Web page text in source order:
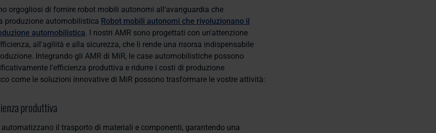
orgogliosi di fornire robot mobili autonomi all'avanguardia che
produzione automobilistica Robot mobili autonomi che rivoluzionano il
automobilistica. I nostri AMR sono progettati con un'attenzione
all'agilità e alla sicurezza, che li rende una risorsa indispensabile
Integrando gli AMR di MiR, le case automobilistiche possono
l'efficienza produttiva e ridurre i costi di produzione
come le soluzioni innovative di MiR possono trasformare le vostre attività:
produttiva
automatizzano il trasporto di materiali e componenti, garantendo una